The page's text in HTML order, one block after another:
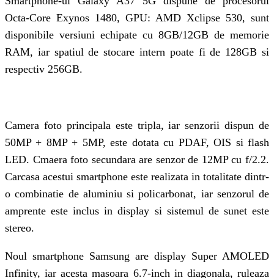
Octa-Core Exynos 1480, GPU: AMD Xclipse 530, sunt
disponibile versiuni echipate cu 8GB/12GB de memorie
RAM, iar spatiul de stocare intern poate fi de 128GB si
respectiv 256GB.
Camera foto principala este tripla, iar senzorii dispun de
50MP + 8MP + 5MP, este dotata cu PDAF, OIS si flash
LED. Cmaera foto secundara are senzor de 12MP cu f/2.2.
Carcasa acestui smartphone este realizata in totalitate dintr-
o combinatie de aluminiu si policarbonat, iar senzorul de
amprente este inclus in display si sistemul de sunet este
stereo.
Noul smartphone Samsung are display Super AMOLED
Infinity, iar acesta masoara 6.7-inch in diagonala, ruleaza